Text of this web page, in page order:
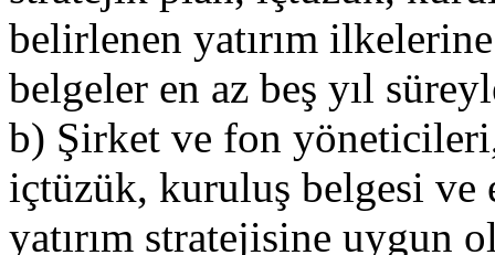
belirlenen yatırım
belgeler en az beş yıl
b) Şirket ve fon
içtüzük, kuruluş belgesi ve
yatırım stratejisine uygun